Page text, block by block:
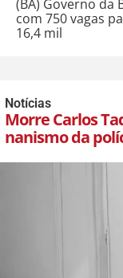
(BA) Governo da
com 750 vagas
16,4 mil
Notícias
Morre Carlos
nanismo da